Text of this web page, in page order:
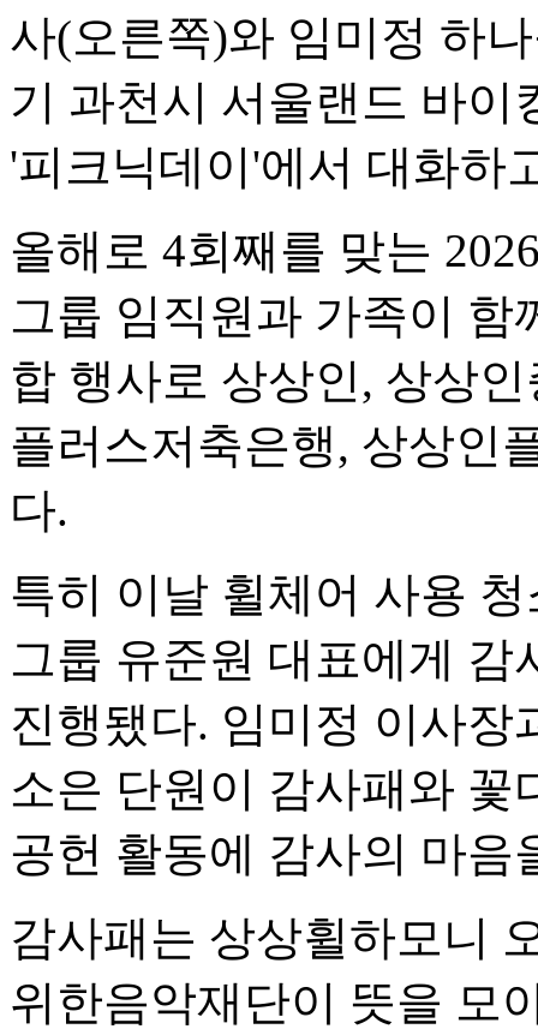
사(오른쪽)와 임미정 하
기 과천시 서울랜드 바이
'피크닉데이'에서 대화하
올해로 4회째를 맞는
그룹 임직원과 가족이 함
합 행사로 상상인, 상상
플러스저축은행, 상상인
다.
특히 이날 휠체어 사용
그룹 유준원 대표에게 감
진행됐다. 임미정 이사
소은 단원이 감사패와
공헌 활동에 감사의 마음
감사패는 상상휠하모니
위한음악재단이 뜻을 모